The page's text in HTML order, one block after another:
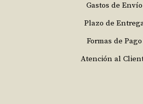
Gastos de Envío
Plazo de
Formas de Pago
Atención al